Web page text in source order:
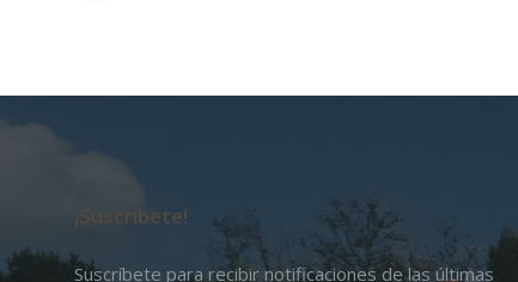
¡Suscríbete!
Suscríbete para recibir notificaciones de las últimas